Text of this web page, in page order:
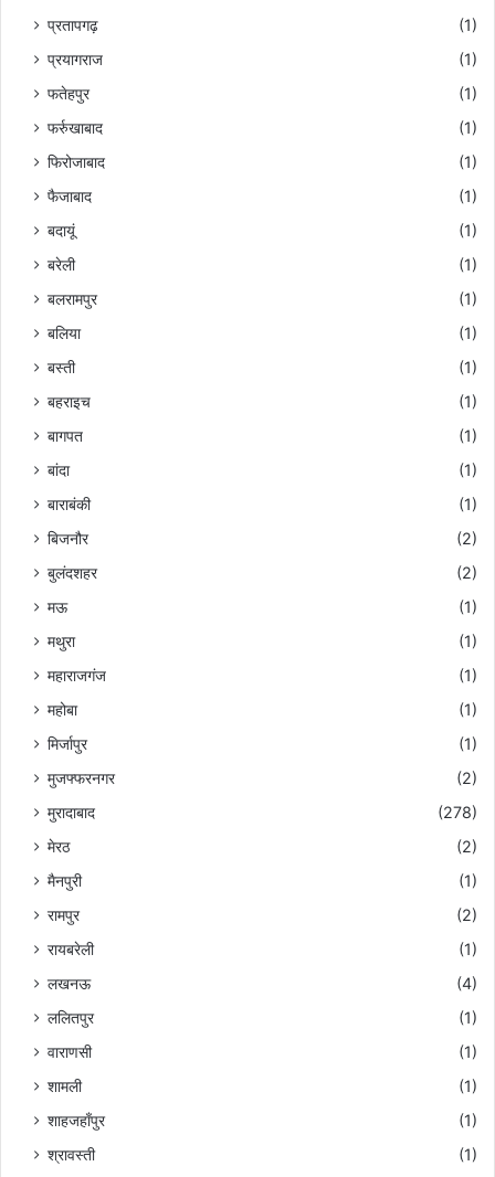
प्रतापगढ़
(1)
प्रयागराज
(1)
फतेहपुर
(1)
फर्रुखाबाद
(1)
फिरोजाबाद
(1)
फैजाबाद
(1)
बदायूं
(1)
बरेली
(1)
बलरामपुर
(1)
बलिया
(1)
बस्ती
(1)
बहराइच
(1)
बागपत
(1)
बांदा
(1)
बाराबंकी
(1)
बिजनौर
(2)
बुलंदशहर
(2)
मऊ
(1)
मथुरा
(1)
महाराजगंज
(1)
महोबा
(1)
मिर्जापुर
(1)
मुजफ्फरनगर
(2)
मुरादाबाद
(278)
मेरठ
(2)
मैनपुरी
(1)
रामपुर
(2)
रायबरेली
(1)
लखनऊ
(4)
ललितपुर
(1)
वाराणसी
(1)
शामली
(1)
शाहजहाँपुर
(1)
श्रावस्ती
(1)